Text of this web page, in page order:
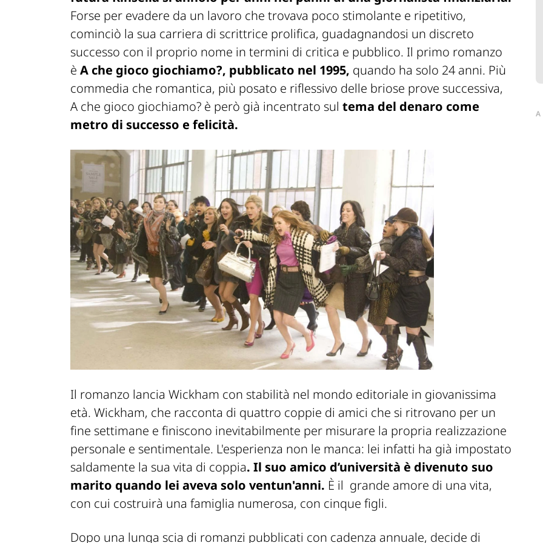
Forse per evadere da un lavoro che trovava poco stimolante e ripetitivo,
cominciò la sua carriera di scrittrice prolifica, guadagnandosi un discreto
successo con il proprio nome in termini di critica e pubblico. Il primo romanzo
è A che gioco giochiamo?, pubblicato nel 1995, quando ha solo 24 anni. Più
commedia che romantica, più posato e riflessivo delle briose prove successiva,
A che gioco giochiamo? è però già incentrato sul tema del denaro come
metro di successo e felicità.
Il romanzo lancia Wickham con stabilità nel mondo editoriale in giovanissima
età. Wickham, che racconta di quattro coppie di amici che si ritrovano per un
fine settimane e finiscono inevitabilmente per misurare la propria realizzazione
personale e sentimentale. L'esperienza non le manca: lei infatti ha già impostato
saldamente la sua vita di coppia. Il suo amico d’università è divenuto suo
marito quando lei aveva solo ventun'anni. È il grande amore di una vita,
con cui costruirà una famiglia numerosa, con cinque figli.
Dopo una lunga scia di romanzi pubblicati con cadenza annuale, decide di